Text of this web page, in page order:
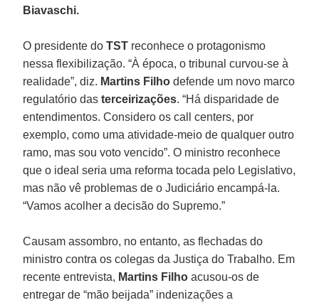
Biavaschi.
O presidente doTST reconhece o protagonismo
nessa flexibilização. “À época, o tribunal curvou-se à
realidade”, diz. Martins Filho defende um novo marco
regulatório dasterceirizações. “Há disparidade de
entendimentos. Considero os call centers, por
exemplo, como uma atividade-meio de qualquer outro
ramo, mas sou voto vencido”. O ministro reconhece
que o ideal seria uma reforma tocada pelo Legislativo,
mas não vê problemas de o Judiciário encampá-la.
“Vamos acolher a decisão do Supremo.”
Causam assombro, no entanto, as flechadas do
ministro contra os colegas da Justiça do Trabalho. Em
recente entrevista, Martins Filho acusou-os de
entregar de “mão beijada” indenizações a